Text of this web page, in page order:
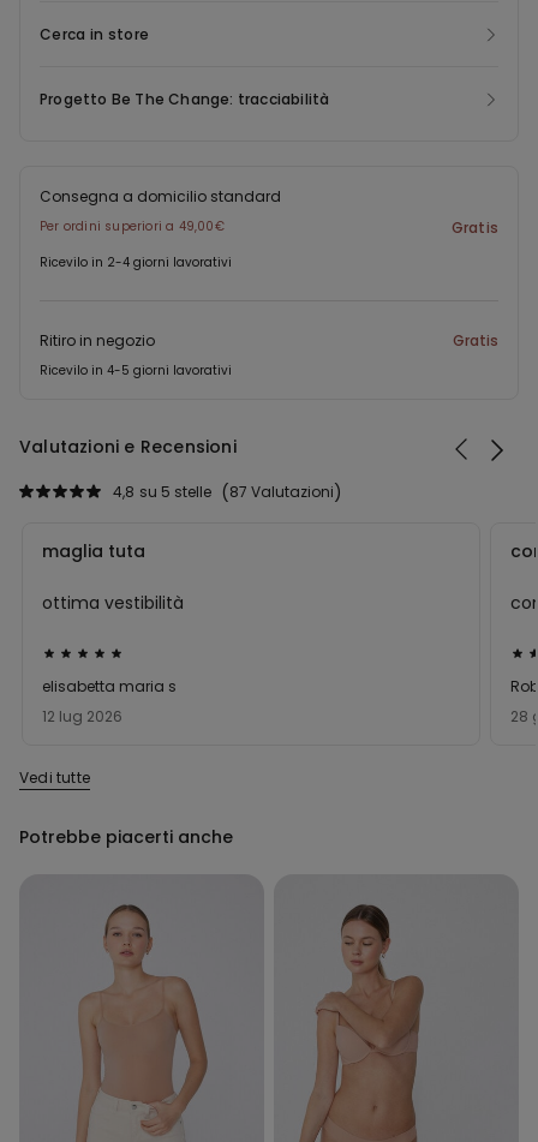
Cerca in store
Progetto Be The Change: tracciabilità
Consegna a domicilio standard
Per ordini superiori a 49,00€ Gratis
Ricevilo in 2-4 giorni lavorativi
Ritiro in negozio Gratis
Ricevilo in 4-5 giorni lavorativi
Valutazioni e Recensioni
87 Valutazioni
4,8 su 5 stelle
Valutato
5
su
12 lug 2026
elisabetta maria s
maglia tuta
ottima vestibilità
5
su
28
Vedi tutte
Potrebbe piacerti anche